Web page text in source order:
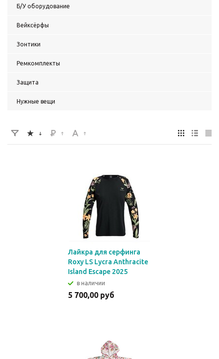
Б/У оборудование
Вейксёрфы
Зонтики
Ремкомплекты
Защита
Нужные вещи
Лайкра для серфинга
Roxy LS Lycra Anthracite
Island Escape 2025
в наличии
5 700,00 руб